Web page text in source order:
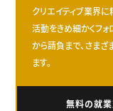
クリエイティブ業界
活動をきめ細かくフォ
から請負まで、さま
ます。
無料の就